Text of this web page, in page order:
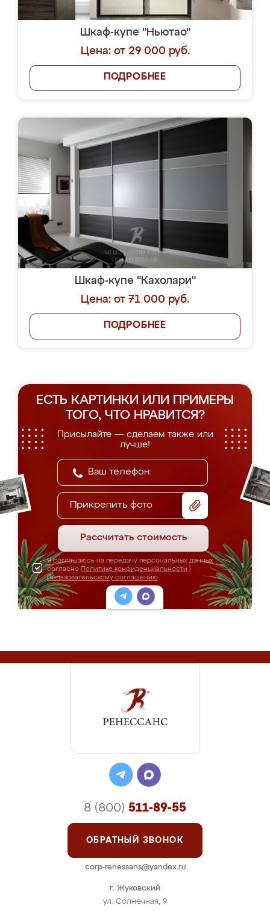
Шкаф-купе "Ньютао"
Цена: от 29 000 руб.
ПОДРОБНЕЕ
Шкаф-купе "Кахолари"
Цена: от 71 000 руб.
ПОДРОБНЕЕ
ЕСТЬ КАРТИНКИ ИЛИ ПРИМЕРЫ
ТОГО, ЧТО НРАВИТСЯ?
Присылайте — сделаем также или
лучше!
Прикрепить фото
Рассчитать стоимость
Я соглашаюсь на передачу персональных данных
согласно Политике конфиденциальности
Пользовательскому соглашению
г. Жуковский
ул. Солнечная, 9
8 (800) 511-89-55
ОБРАТНЫЙ ЗВОНОК
corp-renessans@yandex.ru